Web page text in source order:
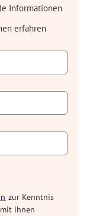
Informationen
erfahren
zur Kenntnis
ihnen